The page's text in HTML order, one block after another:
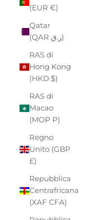
(EUR €)
Qatar
(QAR ر.ق)
RAS di
Hong Kong
(HKD $)
RAS di
Macao
(MOP P)
Regno
Unito (GBP
£)
Repubblica
Centrafricana
(XAF CFA)